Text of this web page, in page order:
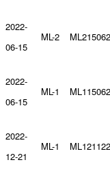
2022-
06-15
ML-2
2022-
06-15
ML-1
2022-
12-21
ML-1